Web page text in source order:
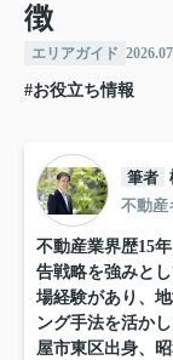
徴
エリアガイド
#お役立ち情報
筆者
不動産
不動産業界歴15
告戦略を強みと
場経験があり、
ング手法を活か
屋市東区出身、昭